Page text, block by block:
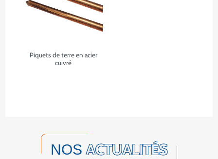
Piquets de terre en acier
cuivré
NOSACTUALITÉS